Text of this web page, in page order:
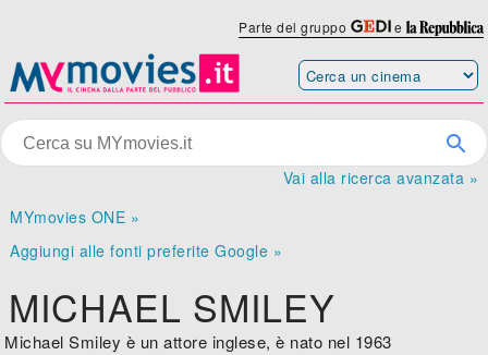
Parte del gruppo e
Vai alla ricerca avanzata »
MYmovies ONE »
Aggiungi alle fonti preferite Google »
MICHAEL SMILEY
Michael Smiley è un attore inglese, è nato nel 1963